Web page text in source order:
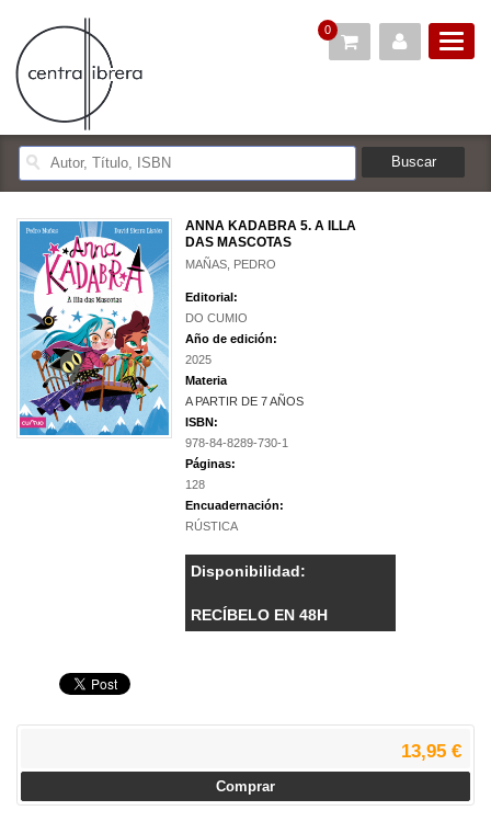
0
ANNA KADABRA 5. A ILLA
DAS MASCOTAS
MAÑAS, PEDRO
Editorial:
DO CUMIO
Año de edición:
2025
Materia
A PARTIR DE 7 AÑOS
ISBN:
978-84-8289-730-1
Páginas:
128
Encuadernación:
RÚSTICA
Disponibilidad:
RECÍBELO EN 48H
13,95 €
Comprar